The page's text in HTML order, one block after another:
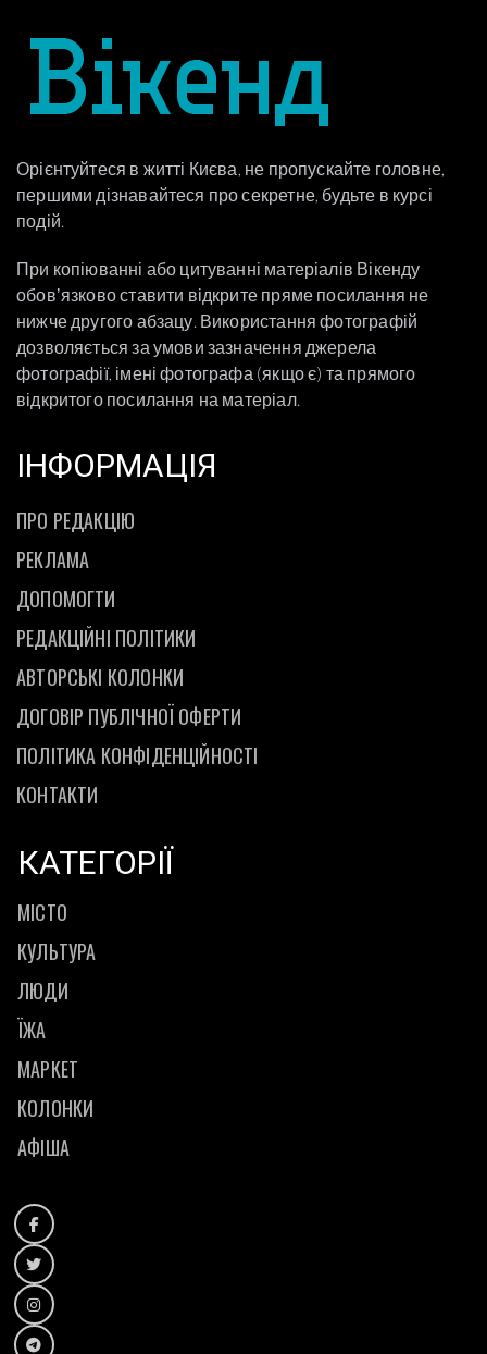
Орієнтуйтеся в житті Києва, не пропускайте головне,
першими дізнавайтеся про секретне, будьте в курсі
подій.
При копіюванні або цитуванні матеріалів Вікенду
обовʼязково ставити відкрите пряме посилання не
нижче другого абзацу. Використання фотографій
дозволяється за умови зазначення джерела
фотографії, імені фотографа (якщо є) та прямого
відкритого посилання на матеріал.
ІНФОРМАЦІЯ
ПРО РЕДАКЦІЮ
РЕКЛАМА
ДОПОМОГТИ
РЕДАКЦІЙНІ ПОЛІТИКИ
АВТОРСЬКІ КОЛОНКИ
ДОГОВІР ПУБЛІЧНОЇ ОФЕРТИ
ПОЛІТИКА КОНФІДЕНЦІЙНОСТІ
КОНТАКТИ
КАТЕГОРІЇ
МІСТО
КУЛЬТУРА
ЛЮДИ
ЇЖА
МАРКЕТ
КОЛОНКИ
АФІША